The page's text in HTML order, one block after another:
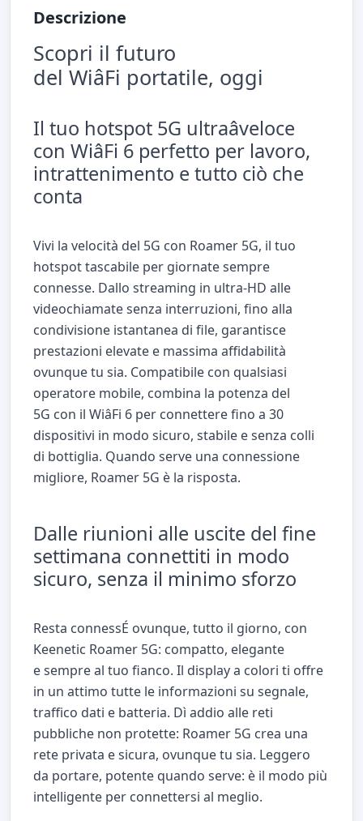
Descrizione
Scopri il futuro
del WiâFi portatile, oggi
Il tuo hotspot 5G ultraâveloce
con WiâFi 6 perfetto per lavoro,
intrattenimento e tutto ciò che
conta
Vivi la velocità del 5G con Roamer 5G, il tuo
hotspot tascabile per giornate sempre
connesse. Dallo streaming in ultra-HD alle
videochiamate senza interruzioni, fino alla
condivisione istantanea di file, garantisce
prestazioni elevate e massima affidabilità
ovunque tu sia. Compatibile con qualsiasi
operatore mobile, combina la potenza del
5G con il WiâFi 6 per connettere fino a 30
dispositivi in modo sicuro, stabile e senza colli
di bottiglia. Quando serve una connessione
migliore, Roamer 5G è la risposta.
Dalle riunioni alle uscite del fine
settimana connettiti in modo
sicuro, senza il minimo sforzo
Resta connessÉ ovunque, tutto il giorno, con
Keenetic Roamer 5G: compatto, elegante
e sempre al tuo fianco. Il display a colori ti offre
in un attimo tutte le informazioni su segnale,
traffico dati e batteria. Dì addio alle reti
pubbliche non protette: Roamer 5G crea una
rete privata e sicura, ovunque tu sia. Leggero
da portare, potente quando serve: è il modo più
intelligente per connettersi al meglio.